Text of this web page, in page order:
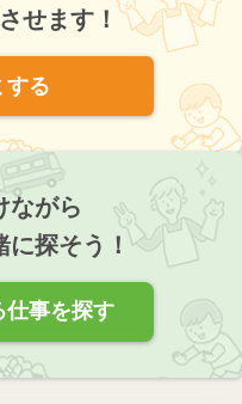
せます！
する
ながら
探そう！
仕事を探す